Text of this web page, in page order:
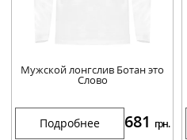
Мужской лонгслив Ботан это
Слово
Подробнее 681 грн.